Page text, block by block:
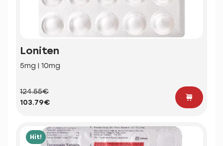
Loniten
5mg | 10mg
124.55€
103.79€
Hit!